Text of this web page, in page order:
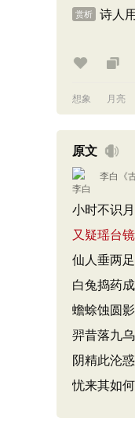
赏析 诗人
想象 月亮
原文
李白 《
小时不识
又疑瑶台
仙人垂两
白兔捣药
蟾蜍蚀圆
羿昔落九
阴精此沦
忧来其如